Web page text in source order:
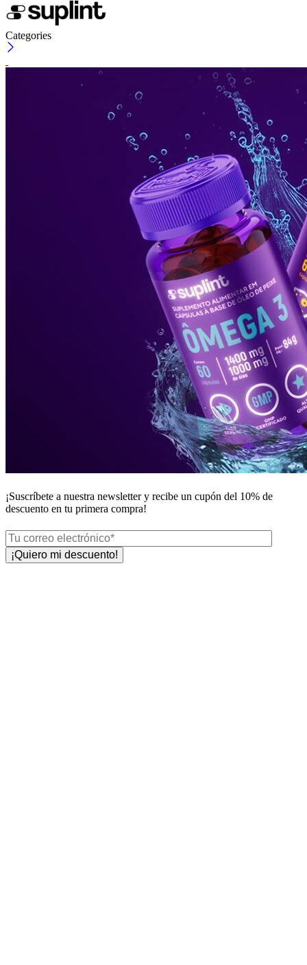
Categories
¡Suscríbete a nuestra newsletter y recibe un cupón del 10% de
descuento en tu primera compra!